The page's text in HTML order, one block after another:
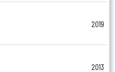
2019
2013